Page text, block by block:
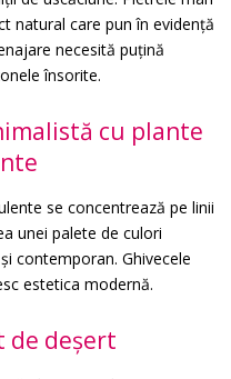
natural care pun în evidență
necesită puțină
însorite.
cu plante
se concentrează pe linii
unei palete de culori
contemporan. Ghivecele
estetica modernă.
de deșert